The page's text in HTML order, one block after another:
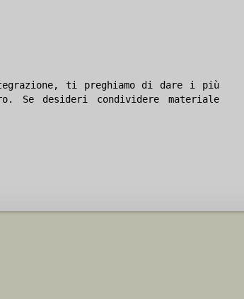
ti preghiamo di dare i più
desideri condividere materiale